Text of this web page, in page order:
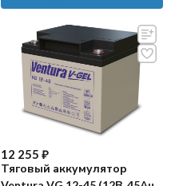
12 255 ₽
Тяговый аккумулятор